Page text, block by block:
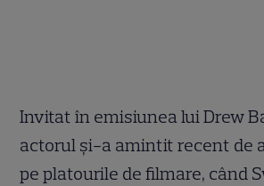
Invitat în emisiunea lui Drew
actorul și-a amintit recent de
pe platourile de filmare, când